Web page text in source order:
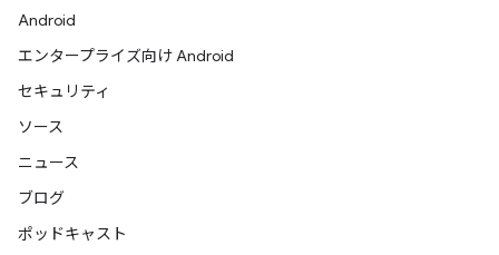
Android
エンタープライズ向け Android
セキュリティ
ソース
ニュース
ブログ
ポッドキャスト